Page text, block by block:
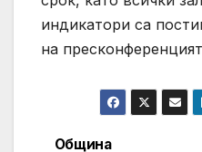
индикатори са
на
Община